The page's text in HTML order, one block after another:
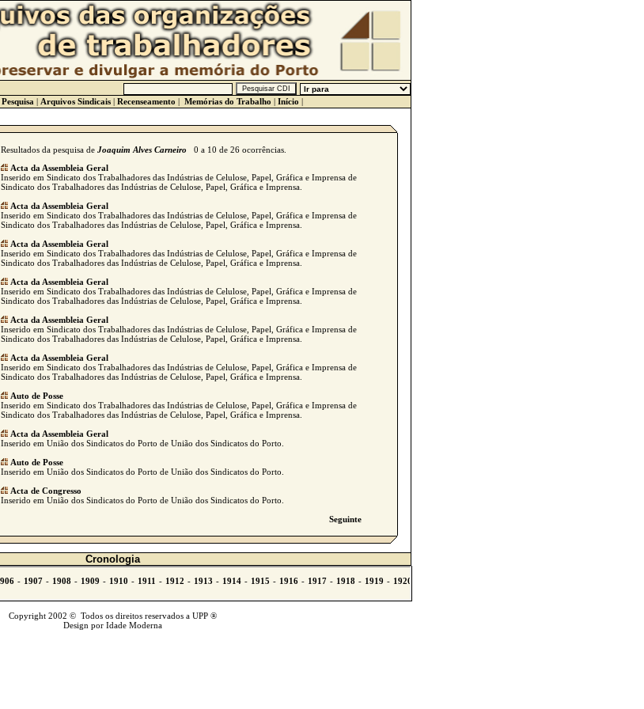
Pesquisa | Arquivos Sindicais | Recenseamento | Memórias do Trabalho | Início |
Resultados da pesquisa de Joaquim Alves Carneiro 0 a 10 de 26 ocorrências.
Acta da Assembleia Geral
Inserido em Sindicato dos Trabalhadores das Indústrias de Celulose, Papel, Gráfica e Imprensa de
Sindicato dos Trabalhadores das Indústrias de Celulose, Papel, Gráfica e Imprensa.
Acta da Assembleia Geral
Inserido em Sindicato dos Trabalhadores das Indústrias de Celulose, Papel, Gráfica e Imprensa de
Sindicato dos Trabalhadores das Indústrias de Celulose, Papel, Gráfica e Imprensa.
Acta da Assembleia Geral
Inserido em Sindicato dos Trabalhadores das Indústrias de Celulose, Papel, Gráfica e Imprensa de
Sindicato dos Trabalhadores das Indústrias de Celulose, Papel, Gráfica e Imprensa.
Acta da Assembleia Geral
Inserido em Sindicato dos Trabalhadores das Indústrias de Celulose, Papel, Gráfica e Imprensa de
Sindicato dos Trabalhadores das Indústrias de Celulose, Papel, Gráfica e Imprensa.
Acta da Assembleia Geral
Inserido em Sindicato dos Trabalhadores das Indústrias de Celulose, Papel, Gráfica e Imprensa de
Sindicato dos Trabalhadores das Indústrias de Celulose, Papel, Gráfica e Imprensa.
Acta da Assembleia Geral
Inserido em Sindicato dos Trabalhadores das Indústrias de Celulose, Papel, Gráfica e Imprensa de
Sindicato dos Trabalhadores das Indústrias de Celulose, Papel, Gráfica e Imprensa.
Auto de Posse
Inserido em Sindicato dos Trabalhadores das Indústrias de Celulose, Papel, Gráfica e Imprensa de
Sindicato dos Trabalhadores das Indústrias de Celulose, Papel, Gráfica e Imprensa.
Acta da Assembleia Geral
Inserido em União dos Sindicatos do Porto de União dos Sindicatos do Porto.
Auto de Posse
Inserido em União dos Sindicatos do Porto de União dos Sindicatos do Porto.
Acta de Congresso
Inserido em União dos Sindicatos do Porto de União dos Sindicatos do Porto.
Seguinte
Cronologia
Copyright 2002 © Todos os direitos reservados a UPP ®
Design por Idade Moderna